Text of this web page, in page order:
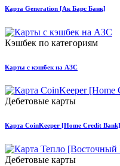
Карта Generation [Ак Барс Банк]
Кэшбек по категориям
Карты с кэшбек на АЗС
Дебетовые карты
Карта CoinKeeper [Home Credit Bank]
Дебетовые карты